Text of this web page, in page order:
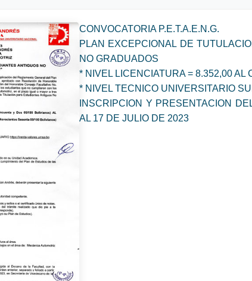
CONVOCATORIA P.E.T.A.E.N.G.
PLAN EXCEPCIONAL DE
NO GRADUADOS
* NIVEL LICENCIATURA = 8.352,00 AL
* NIVEL TECNICO UNIVERSITARIO
INSCRIPCION Y PRESENTACION
AL 17 DE JULIO DE 2023